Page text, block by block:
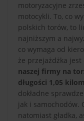
motoryzacyjne
motocykli. To, co
polskich torów, to
najniższym a
co wymaga od
że przejażdżka jest
naszej firmy na
długości 1,05
dokładne
jak i samochodów.
natomiast gładka,